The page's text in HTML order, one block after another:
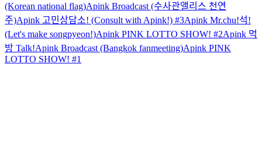
(Korean national flag)Apink Broadcast (수사관앨리스 천연
주)Apink 고민상담소! (Consult with Apink!) #3Apink Mr.chu!석!
(Let's make songpyeon!)Apink PINK LOTTO SHOW! #2Apink 먹
방 Talk!Apink Broadcast (Bangkok fanmeeting)Apink PINK
LOTTO SHOW! #1